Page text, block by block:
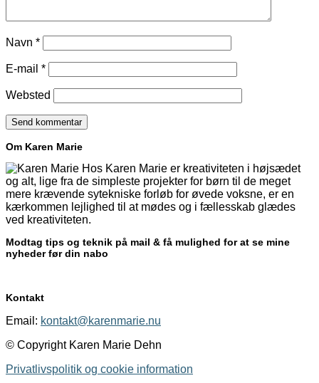
Navn *
E-mail *
Websted
Om Karen Marie
Hos Karen Marie er kreativiteten i højsædet
og alt, lige fra de simpleste projekter for børn til de meget
mere krævende sytekniske forløb for øvede voksne, er en
kærkommen lejlighed til at mødes og i fællesskab glædes
ved kreativiteten.
Modtag tips og teknik på mail & få mulighed for at se mine
nyheder før din nabo
Kontakt
Email: kontakt@karenmarie.nu
© Copyright Karen Marie Dehn
Privatlivspolitik og cookie information